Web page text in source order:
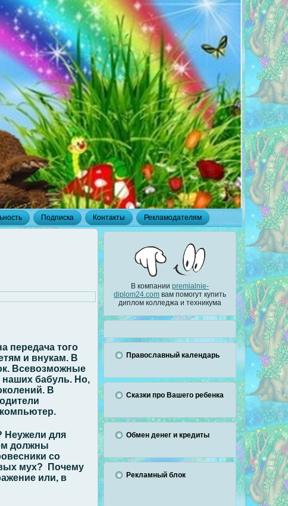
Подписка Контакты Рекламодателям
передача того
и внукам. В
Всевозможные
наших бабуль. Но,
В
Неужели для
должны
со
мух? Почему
или, в
В компании premialnie-
diplom24.com вам помогут купить
диплом колледжа и техникума
Православный календарь
Сказки про Вашего ребенка
Обмен денег и кредиты
Рекламный блок